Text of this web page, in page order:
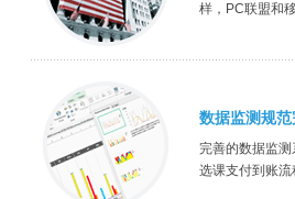
样，PC联盟和
数据监测规范
完善的数据监测
选课支付到账